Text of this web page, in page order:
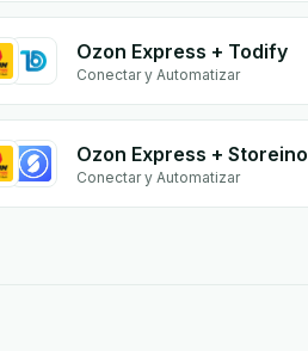
Ozon Express + Todify
Conectar y Automatizar
Ozon Express + Storeino
Conectar y Automatizar